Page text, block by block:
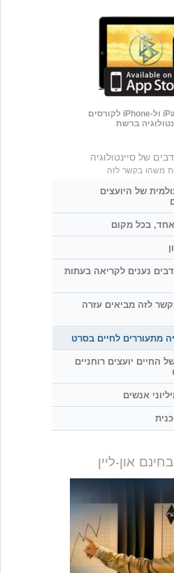
אפליקציה ל-iPad ול-iPhone לקורסים
ברשת
של סיינטולוגיה
משהו בקשר לזה
של היועצים
בכל מקום
נענים לקריאה בעתות
לזה מביאים עזרה
מתעוררים לחיים בסרט
החיים יועצים רוחניים
אנשים
און-ליין